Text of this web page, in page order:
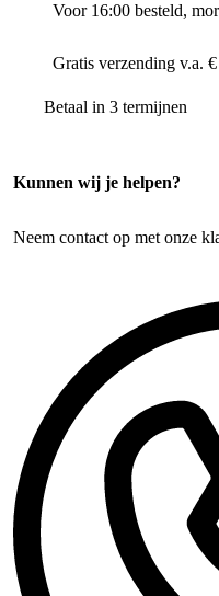
Voor 16:00 besteld,
Gratis verzending v.a.
Betaal in 3 termijnen
Kunnen wij je helpen?
Neem contact op met onze